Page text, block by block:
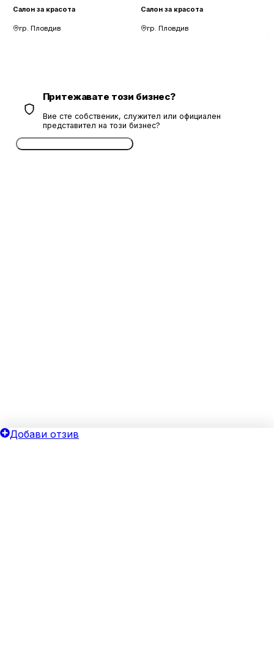
Салон за красота
гр. Пловдив
Салон за красота
гр. Пловдив
Притежавате този бизнес?
Вие сте собственик, служител или официален
представител на този бизнес?
Добави отзив